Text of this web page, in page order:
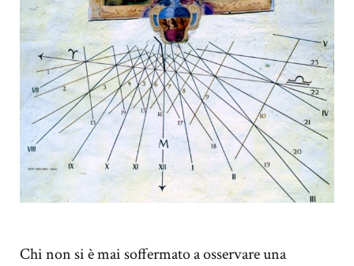
Chi non si è mai soffermato a osservare una